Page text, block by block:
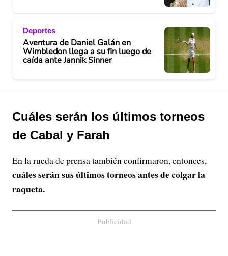
Deportes
Aventura de Daniel Galán en
Wimbledon llega a su fin luego de
caída ante Jannik Sinner
Cuáles serán los últimos torneos
de Cabal y Farah
En la rueda de prensa también confirmaron, entonces,
cuáles serán sus últimos torneos antes de colgar la
raqueta.
Publicidad